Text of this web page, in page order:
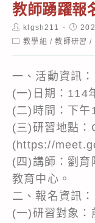
教師踴躍報
Post
author:
klgsh211
Post
Post教學組 / 教師研習 /
一、活動資訊：
(一)日期：114
(二)時間：下午
(三)研習地點
(https://
(四)講師：劉育
教育中心。
二、報名資訊：
(一)研習對象：